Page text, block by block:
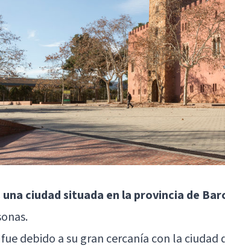
una ciudad situada en la provincia de
debido a su gran cercanía con la ciudad